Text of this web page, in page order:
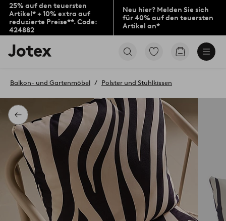
25% auf den teuersten
Artikel* + 10% extra auf
reduzierte Preise**. Code:
424882
Neu hier? Melden Sie sich
für 40% auf den teuersten
Artikel an*
Jotex-
Logo
Startseite
Zu
Favoriten
Produkten
gehen
Zum
Zurück
Balkon- und Gartenmöbel Polster und Stuhlkissen